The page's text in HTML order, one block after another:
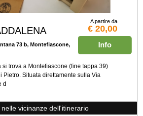
A partire da
€ 20,00
Info
73 b, Montefiascone,
trova a Montefiascone (fine tappa 39)
Pietro. Situata direttamente sulla Via
d
vicinanze dell'itinerario